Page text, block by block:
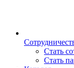
Стать
Стать